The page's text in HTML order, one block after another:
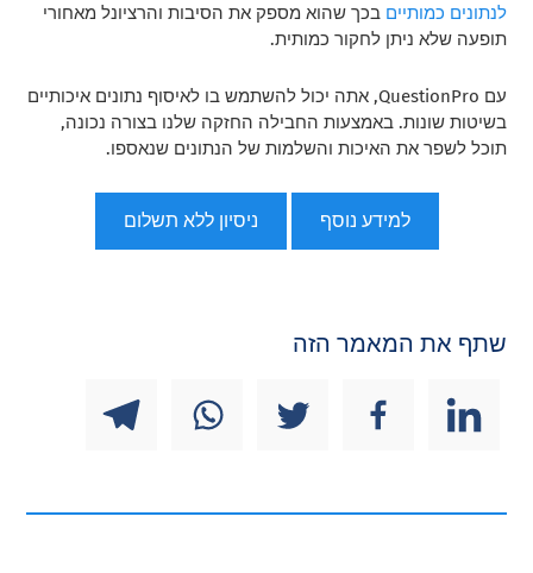
לנתונים כמותיים בכך שהוא מספק את הסיבות והרציונל מאחורי
תופעה שלא ניתן לחקור כמותית.
עם QuestionPro, אתה יכול להשתמש בו לאיסוף נתונים איכותיים
בשיטות שונות. באמצעות החבילה החזקה שלנו בצורה נכונה,
תוכל לשפר את האיכות והשלמות של הנתונים שנאספו.
למידע נוסף ניסיון ללא תשלום
שתף את המאמר הזה